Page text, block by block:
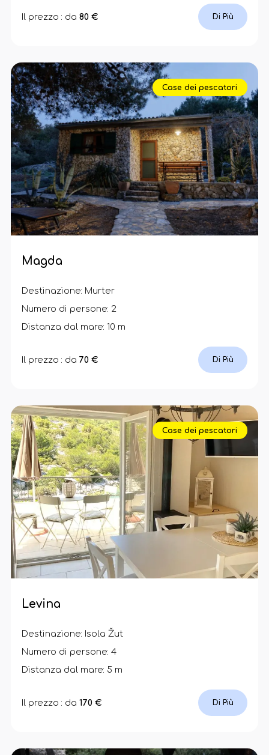
Il prezzo : da 80 € Di Più
Case dei pescatori
Magda
Destinazione: Murter
Numero di persone: 2
Distanza dal mare: 10 m
Il prezzo : da 70 € Di Più
Case dei pescatori
Levina
Destinazione: Isola Žut
Numero di persone: 4
Distanza dal mare: 5 m
Il prezzo : da 170 € Di Più